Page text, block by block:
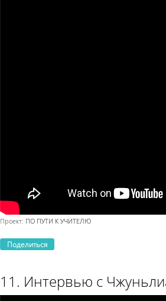
Проект: ПО ПУТИ К УЧИТЕЛЮ
Поделиться
11. Интервью с